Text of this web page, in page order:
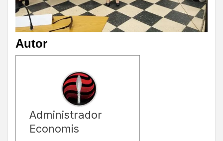
Autor
Administrador
Economis